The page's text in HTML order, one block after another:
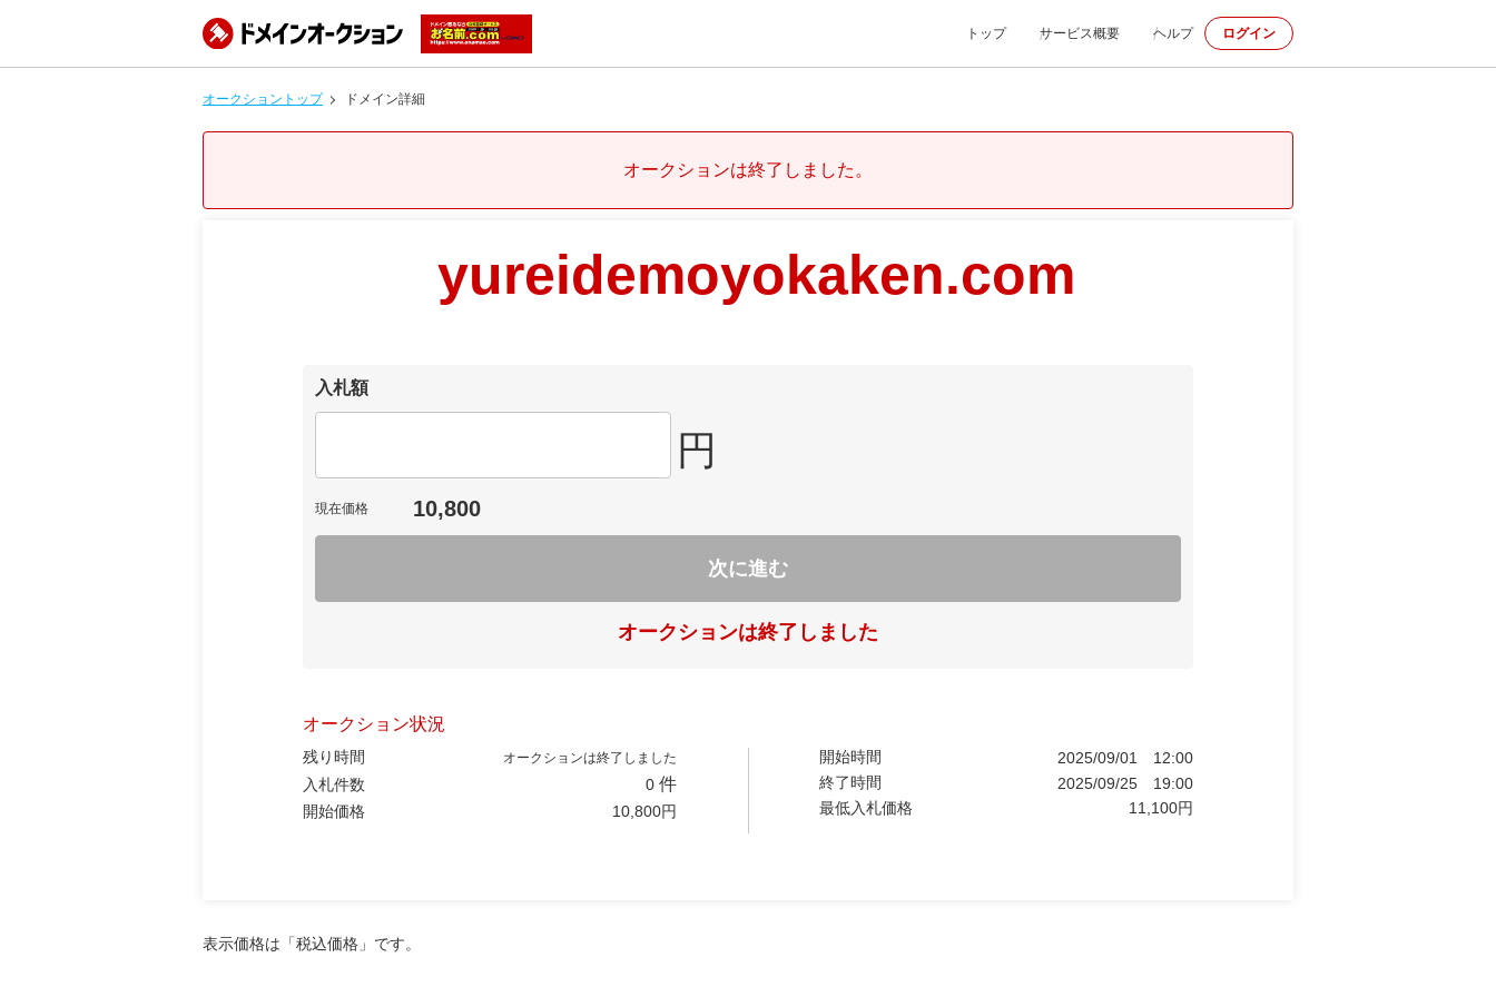
トップ サービス概要 ヘルプ ログイン
オークショントップ ドメイン詳細
オークションは終了しました。
yureidemoyokaken.com
入札額
円
現在価格 10,800
次に進む
オークションは終了しました
オークション状況
残り時間 オークションは終了しました
入札件数 0 件
開始価格 10,800円
開始時間 2025/09/01
12:00
終了時間
2025/09/25
19:00
最低入札価格
11,100円
表示価格は「税込価格」です。